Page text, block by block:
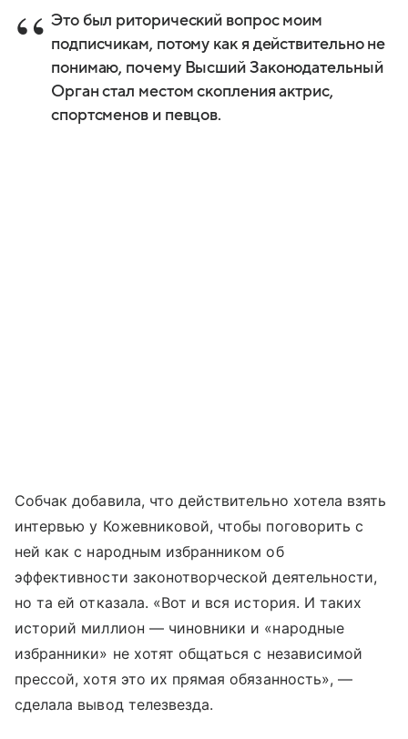
Это был риторический вопрос моим
подписчикам, потому как я действительно не
понимаю, почему Высший Законодательный
Орган стал местом скопления актрис,
спортсменов и певцов.
Собчак добавила, что действительно хотела взять
интервью у Кожевниковой, чтобы поговорить с
ней как с народным избранником об
эффективности законотворческой деятельности,
но та ей отказала. «Вот и вся история. И таких
историй миллион — чиновники и «народные
избранники» не хотят общаться с независимой
прессой, хотя это их прямая обязанность», —
сделала вывод телезвезда.